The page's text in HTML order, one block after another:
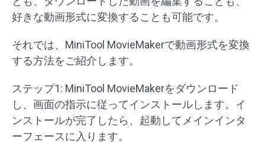
好きな動画形式に変換することも可能です。
それでは、MiniTool MovieMakerで動画形式を変換
する方法をご紹介します。
ステップ1: MiniTool MovieMakerをダウンロード
し、画面の指示に従ってインストールします。イ
ンストールが完了したら、起動してメインインタ
ーフェースに入ります。